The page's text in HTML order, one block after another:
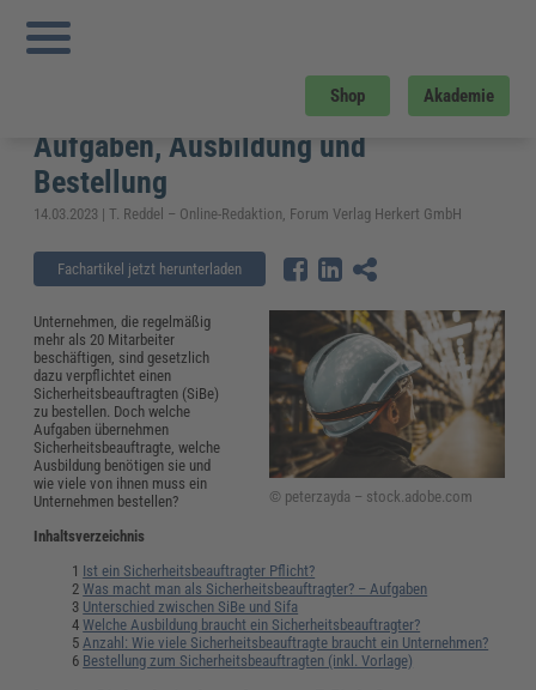
Shop Akademie
Sie sind hier:
Sicherheitsbeauftragter? – Aufgaben, Ausbildung und Bestellung
Sicherheitsbeauftragter? –
Aufgaben, Ausbildung und
Bestellung
14.03.2023 | T. Reddel – Online-Redaktion, Forum Verlag Herkert GmbH
Fachartikel jetzt herunterladen
© peterzayda – stock.adobe.com
Unternehmen, die regelmäßig
mehr als 20 Mitarbeiter
beschäftigen, sind gesetzlich
dazu verpflichtet einen
Sicherheitsbeauftragten (SiBe)
zu bestellen. Doch welche
Aufgaben übernehmen
Sicherheitsbeauftragte, welche
Ausbildung benötigen sie und
wie viele von ihnen muss ein
Unternehmen bestellen?
Inhaltsverzeichnis
Ist ein Sicherheitsbeauftragter Pflicht?
Was macht man als Sicherheitsbeauftragter? – Aufgaben
Unterschied zwischen SiBe und Sifa
Welche Ausbildung braucht ein Sicherheitsbeauftragter?
Anzahl: Wie viele Sicherheitsbeauftragte braucht ein Unternehmen?
Bestellung zum Sicherheitsbeauftragten (inkl. Vorlage)